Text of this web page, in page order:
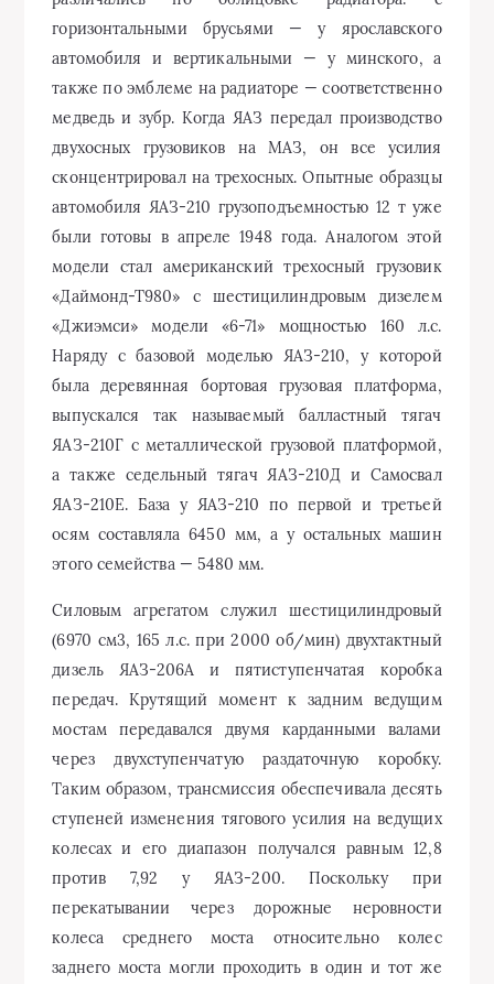
горизонтальными брусьями — у ярославского
автомобиля и вертикальными — у минского, а
также по эмблеме на радиаторе — соответственно
медведь и зубр. Когда ЯАЗ передал производство
двухосных грузовиков на МАЗ, он все усилия
сконцентрировал на трехосных. Опытные образцы
автомобиля ЯАЗ-210 грузоподъемностью 12 т уже
были готовы в апреле 1948 года. Аналогом этой
модели стал американский трехосный грузовик
«Даймонд-Т980» с шестицилиндровым дизелем
«Джиэмси» модели «6-71» мощностью 160 л.с.
Наряду с базовой моделью ЯАЗ-210, у которой
была деревянная бортовая грузовая платформа,
выпускался так называемый балластный тягач
ЯАЗ-210Г с металлической грузовой платформой,
а также седельный тягач ЯАЗ-210Д и Самосвал
ЯАЗ-210Е. База у ЯАЗ-210 по первой и третьей
осям составляла 6450 мм, а у остальных машин
этого семейства — 5480 мм.
Силовым агрегатом служил шестицилиндровый
(6970 см3, 165 л.с. при 2000 об/мин) двухтактный
дизель ЯАЗ-206А и пятиступенчатая коробка
передач. Крутящий момент к задним ведущим
мостам передавался двумя карданными валами
через двухступенчатую раздаточную коробку.
Таким образом, трансмиссия обеспечивала десять
ступеней изменения тягового усилия на ведущих
колесах и его диапазон получался равным 12,8
против 7,92 у ЯАЗ-200. Поскольку при
перекатывании через дорожные неровности
колеса среднего моста относительно колес
заднего моста могли проходить в один и тот же